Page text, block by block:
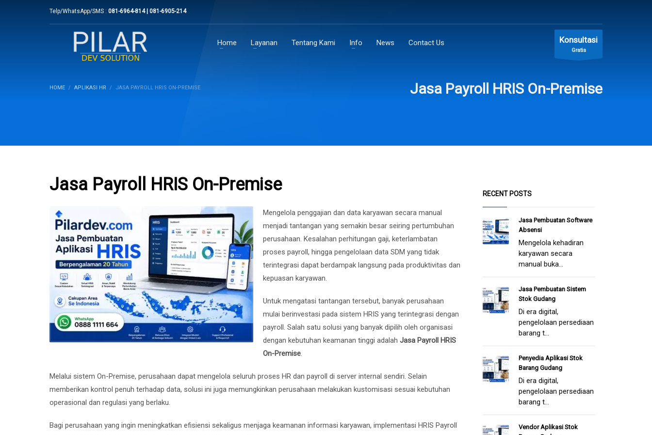
Telp/WhatsApp/SMS : 081-6964-814 | 081-6905-214
Home Layanan Tentang Kami Info News Contact Us Konsultasi
Gratis
HOME APLIKASI HR JASA PAYROLL HRIS ON-PREMISE Jasa Payroll HRIS On-Premise
Jasa Payroll HRIS On-Premise
Mengelola penggajian dan data karyawan secara manual
menjadi tantangan yang semakin besar seiring pertumbuhan
perusahaan. Kesalahan perhitungan gaji, keterlambatan
proses payroll, hingga pengelolaan data SDM yang tidak
terintegrasi dapat berdampak langsung pada produktivitas dan
kepuasan karyawan.
Untuk mengatasi tantangan tersebut, banyak perusahaan
mulai berinvestasi pada sistem HRIS yang terintegrasi dengan
payroll. Salah satu solusi yang banyak dipilih oleh organisasi
dengan kebutuhan keamanan tinggi adalah Jasa Payroll HRIS
On-Premise.
Melalui sistem On-Premise, perusahaan dapat mengelola seluruh proses HR dan payroll di server internal sendiri. Selain
memberikan kontrol penuh terhadap data, solusi ini juga memungkinkan perusahaan melakukan kustomisasi sesuai kebutuhan
operasional dan regulasi yang berlaku.
Bagi perusahaan yang ingin meningkatkan efisiensi sekaligus menjaga keamanan informasi karyawan, implementasi HRIS Payroll
RECENT POSTS
Jasa Pembuatan Software
Absensi
Mengelola kehadiran
karyawan secara
manual buka...
Jasa Pembuatan Sistem
Stok Gudang
Di era digital,
pengelolaan persediaan
barang t...
Penyedia Aplikasi Stok
Barang Gudang
Di era digital,
pengelolaan persediaan
barang t...
Vendor Aplikasi Stok